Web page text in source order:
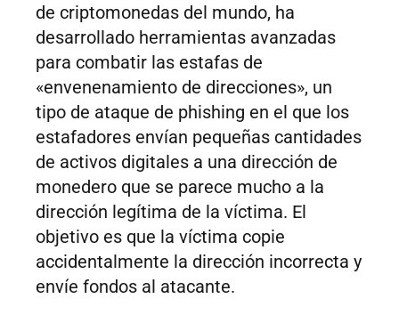
de criptomonedas del mundo, ha
desarrollado herramientas avanzadas
para combatir las estafas de
«envenenamiento de direcciones», un
tipo de ataque de phishing en el que los
estafadores envían pequeñas cantidades
de activos digitales a una dirección de
monedero que se parece mucho a la
dirección legítima de la víctima. El
objetivo es que la víctima copie
accidentalmente la dirección incorrecta y
envíe fondos al atacante.